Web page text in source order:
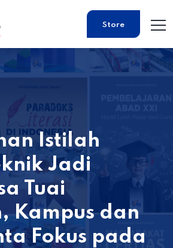
Store
Istilah
Jadi
Tuai
Kampus dan
Fokus pada